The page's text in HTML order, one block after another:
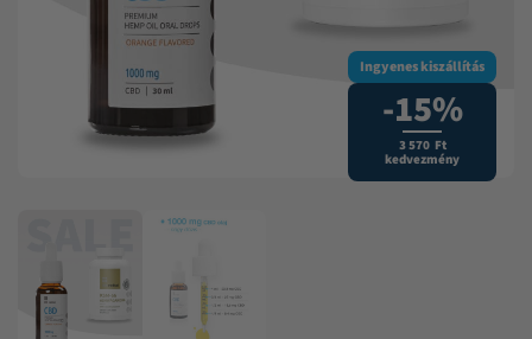
Ingyenes kiszállítás
-15%
3 570 Ft
kedvezmény